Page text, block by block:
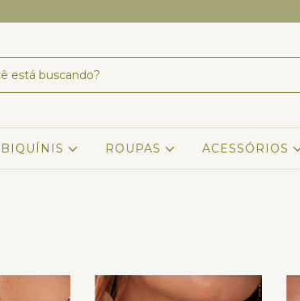
BIQUÍNIS ROUPAS ACESSÓRIOS